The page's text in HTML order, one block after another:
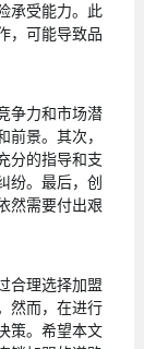
承受能力。此
，可能导致品
争力和市场潜
景。其次，
分的指导和支
纷。最后，创
然需要付出艰
合理选择加盟
然而，在进行
策。希望本文